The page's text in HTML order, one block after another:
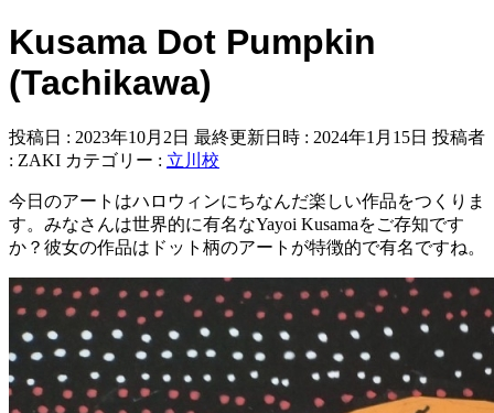
Kusama Dot Pumpkin
(Tachikawa)
投稿日 : 2023年10月2日 最終更新日時 : 2024年1月15日 投稿者
: ZAKI カテゴリー : 立川校
今日のアートはハロウィンにちなんだ楽しい作品をつくりま
す。みなさんは世界的に有名なYayoi Kusamaをご存知です
か？彼女の作品はドット柄のアートが特徴的で有名ですね。